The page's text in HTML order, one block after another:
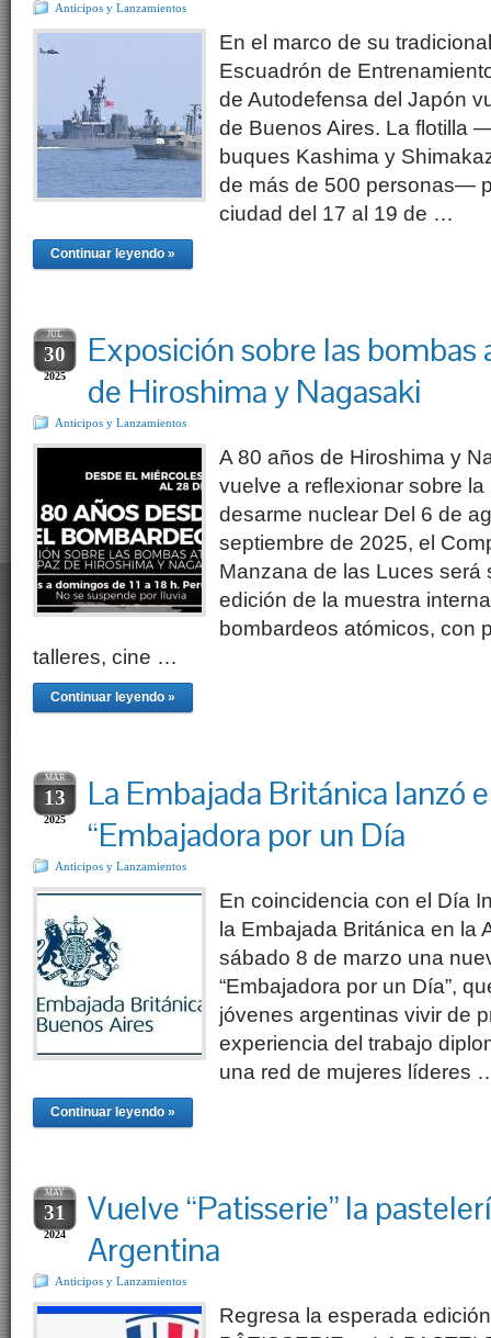
Anticipos y Lanzamientos
En el marco de su
Escuadrón de
de Autodefensa del Japón
de Buenos Aires. La flotilla
buques Kashima y
de más de 500 personas—
ciudad del 17 al 19 de …
Continuar leyendo »
JUL
30
2025
Exposición sobre las bombas
de Hiroshima y Nagasaki
Anticipos y Lanzamientos
A 80 años de Hiroshima y
vuelve a reflexionar sobre la
desarme nuclear Del 6 de
septiembre de 2025, el
Manzana de las Luces será
edición de la muestra
bombardeos atómicos, con
talleres, cine …
Continuar leyendo »
MAR
13
2025
La Embajada Británica lanzó
“Embajadora por un Día
Anticipos y Lanzamientos
En coincidencia con el Día
la Embajada Británica en la
sábado 8 de marzo una
“Embajadora por un Día”,
jóvenes argentinas vivir de
experiencia del trabajo
una red de mujeres líderes
Continuar leyendo »
MAY
31
2024
Vuelve “Patisserie” la
Argentina
Anticipos y Lanzamientos
Regresa la esperada